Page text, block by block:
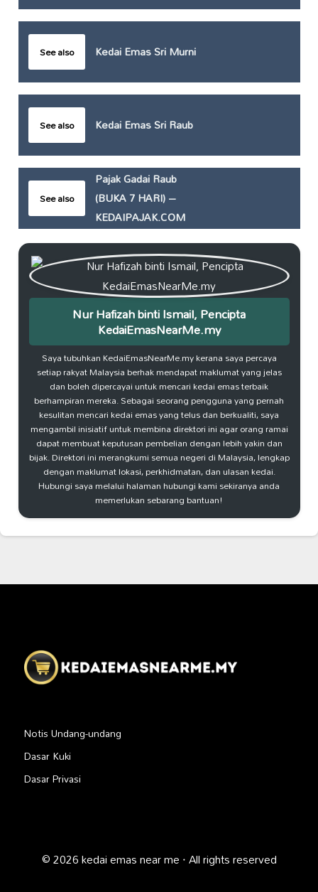
See also Kedai Emas Sri Murni
See also Kedai Emas Sri Raub
See also
Pajak Gadai Raub
(BUKA 7 HARI) –
KEDAIPAJAK.COM
Nur Hafizah binti Ismail, Pencipta
KedaiEmasNearMe.my
Saya tubuhkan KedaiEmasNearMe.my kerana saya percaya
setiap rakyat Malaysia berhak mendapat maklumat yang jelas
dan boleh dipercayai untuk mencari kedai emas terbaik
berhampiran mereka. Sebagai seorang pengguna yang pernah
kesulitan mencari kedai emas yang telus dan berkualiti, saya
mengambil inisiatif untuk membina direktori ini agar orang ramai
dapat membuat keputusan pembelian dengan lebih yakin dan
bijak. Direktori ini merangkumi semua negeri di Malaysia, lengkap
dengan maklumat lokasi, perkhidmatan, dan ulasan kedai.
Hubungi saya melalui halaman hubungi kami sekiranya anda
memerlukan sebarang bantuan!
Notis Undang-undang
Dasar Kuki
Dasar Privasi
© 2026 kedai emas near me · All rights reserved